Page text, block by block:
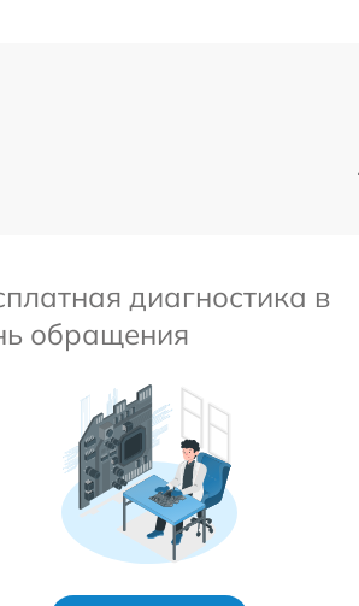
диагностика в
обращения